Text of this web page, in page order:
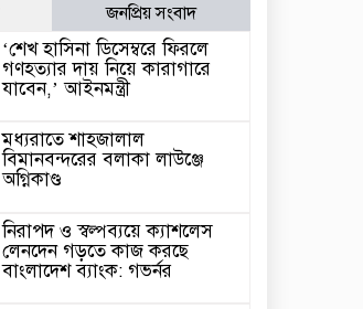
জনপ্রিয় সংবাদ
‘শেখ হাসিনা ডিসেম্বরে ফিরলে
গণহত্যার দায় নিয়ে কারাগারে
যাবেন,’ আইনমন্ত্রী
মধ্যরাতে শাহজালাল
বিমানবন্দরের বলাকা লাউঞ্জে
অগ্নিকাণ্ড
নিরাপদ ও স্বল্পব্যয়ে ক্যাশলেস
লেনদেন গড়তে কাজ করছে
বাংলাদেশ ব্যাংক: গভর্নর